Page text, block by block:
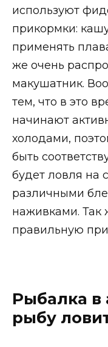
используют
прикормки:
применять
же очень
макушатник.
тем, что в это
начинают
холодами,
быть
будет ловля на
различными
наживками. Так
правильную
Рыбалка в
рыбу